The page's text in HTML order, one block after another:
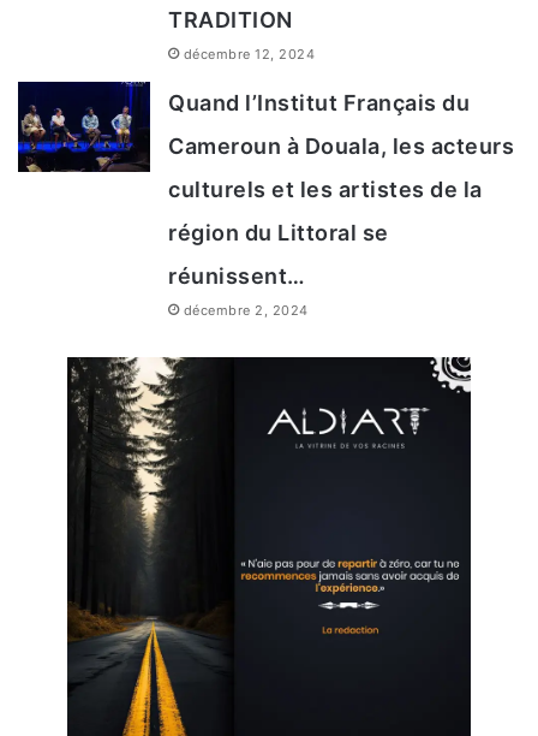
TRADITION
décembre 12, 2024
Quand l’Institut Français du
Cameroun à Douala, les acteurs
culturels et les artistes de la
région du Littoral se
réunissent…
décembre 2, 2024